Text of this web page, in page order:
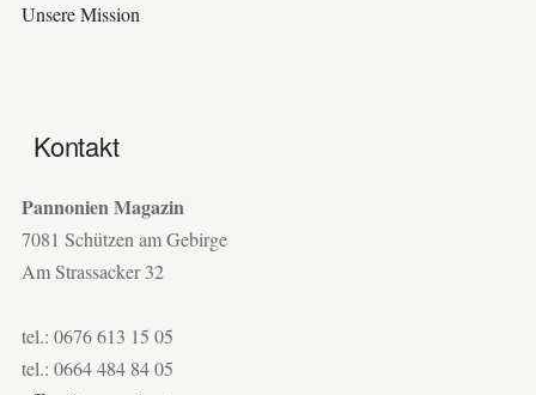
Unsere Mission
Kontakt
Pannonien Magazin
7081 Schützen am Gebirge
Am Strassacker 32
tel.: 0676 613 15 05
tel.: 0664 484 84 05